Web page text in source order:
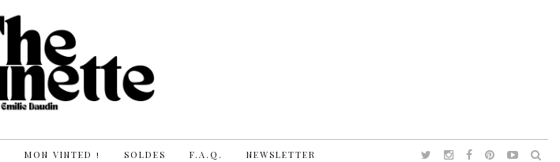
MON VINTED ! SOLDES F.A.Q. NEWSLETTER